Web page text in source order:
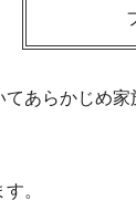
あらかじめ
。